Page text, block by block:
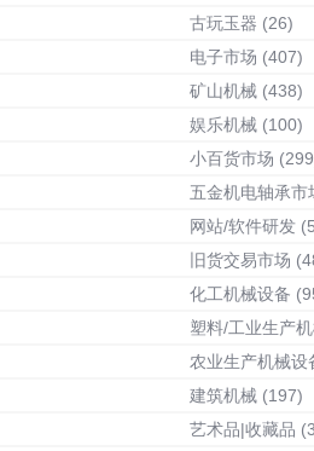
古玩玉器 (26)
电子市场 (407)
矿山机械 (438)
娱乐机械 (100)
小百货市场
五金机电轴承市
网站/软件研发
旧货交易市场
化工机械设备
塑料/工业生产
农业生产机械设
建筑机械 (197)
艺术品|收藏品